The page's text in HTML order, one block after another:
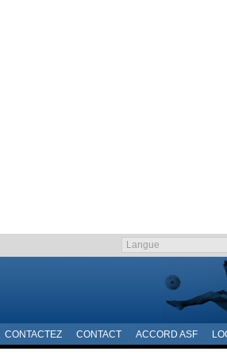
CONTACTEZ CONTACT ACCORD ASF